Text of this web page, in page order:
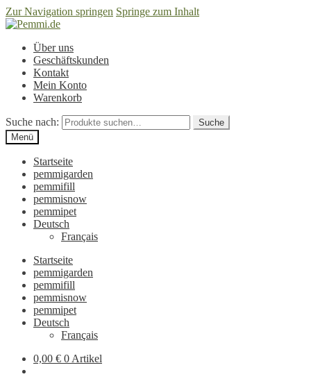
Zur Navigation springen Springe zum Inhalt
Über uns
Geschäftskunden
Kontakt
Mein Konto
Warenkorb
Suche nach:
Suche
Menü
Startseite
pemmigarden
pemmifill
pemmisnow
pemmipet
Deutsch
Français
Startseite
pemmigarden
pemmifill
pemmisnow
pemmipet
Deutsch
Français
0,00 € 0 Artikel